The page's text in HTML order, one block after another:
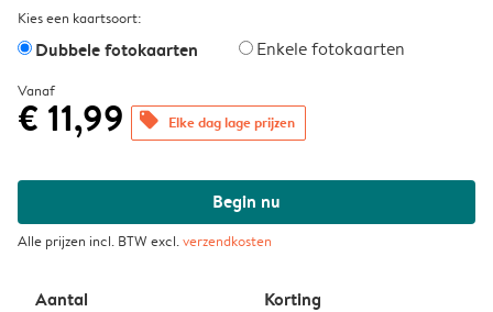
Kies een kaartsoort:
Dubbele fotokaarten Enkele fotokaarten
Vanaf
€ 11,99 offers Elke dag lage prijzen
Begin nu
Alle prijzen incl. BTW excl.verzendkosten
Aantal Korting